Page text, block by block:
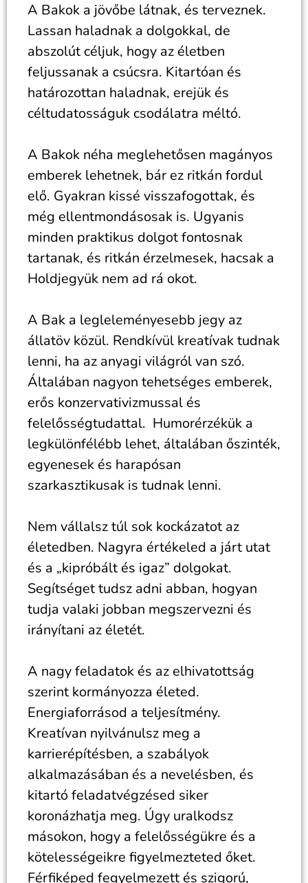
A Bakok a jövőbe látnak, és terveznek.
Lassan haladnak a dolgokkal, de
abszolút céljuk, hogy az életben
feljussanak a csúcsra. Kitartóan és
határozottan haladnak, erejük és
céltudatosságuk csodálatra méltó.
A Bakok néha meglehetősen magányos
emberek lehetnek, bár ez ritkán fordul
elő. Gyakran kissé visszafogottak, és
még ellentmondásosak is. Ugyanis
minden praktikus dolgot fontosnak
tartanak, és ritkán érzelmesek, hacsak a
Holdjegyük nem ad rá okot.
A Bak a legleleményesebb jegy az
állatöv közül. Rendkívül kreatívak tudnak
lenni, ha az anyagi világról van szó.
Általában nagyon tehetséges emberek,
erős konzervativizmussal és
felelősségtudattal. Humorérzékük a
legkülönfélébb lehet, általában őszinték,
egyenesek és harapósan
szarkasztikusak is tudnak lenni.
Nem vállalsz túl sok kockázatot az
életedben. Nagyra értékeled a járt utat
és a „kipróbált és igaz” dolgokat.
Segítséget tudsz adni abban, hogyan
tudja valaki jobban megszervezni és
irányítani az életét.
A nagy feladatok és az elhivatottság
szerint kormányozza életed.
Energiaforrásod a teljesítmény.
Kreatívan nyilvánulsz meg a
karrierépítésben, a szabályok
alkalmazásában és a nevelésben, és
kitartó feladatvégzésed siker
koronázhatja meg. Úgy uralkodsz
másokon, hogy a felelősségükre és a
kötelességeikre figyelmezteted őket.
Férfiképed fegyelmezett és szigorú,